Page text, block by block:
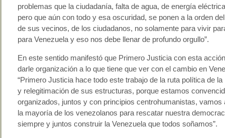
problemas que la ciudadanía, falta de agua, de energía
pero que aún con todo y esa oscuridad, se ponen a la orden
de sus vecinos, de los ciudadanos, no solamente para vivir
para Venezuela y eso nos debe llenar de profundo orgullo”.
En este sentido manifestó que Primero Justicia con esta
darle organización a lo que tiene que ver con el cambio en
“Primero Justicia hace todo este trabajo de la ruta política de
y relegitimación de sus estructuras, porque estamos
organizados, juntos y con principios centrohumanistas, vamos
la mayoría de los venezolanos para rescatar nuestra
siempre y juntos construir la Venezuela que todos soñamos”.